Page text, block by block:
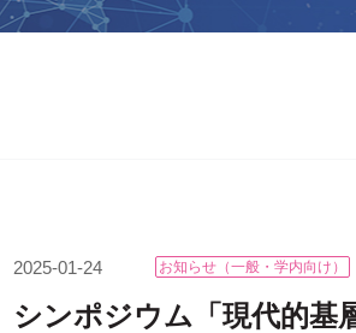
2025-01-24 お知らせ（一般・学内向け）
シンポジウム「現代的基